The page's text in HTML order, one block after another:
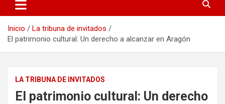
Inicio
La tribuna de invitados
El patrimonio cultural: Un derecho a alcanzar en Aragón
LA TRIBUNA DE INVITADOS
El patrimonio cultural: Un derecho